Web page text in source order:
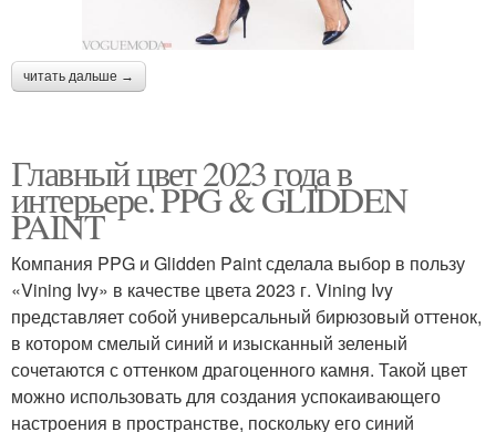
читать дальше →
Главный цвет 2023 года в
интерьере. PPG & GLIDDEN
PAINT
Компания PPG и Glidden Paint сделала выбор в пользу
«Vining Ivy» в качестве цвета 2023 г. Vining Ivy
представляет собой универсальный бирюзовый оттенок,
в котором смелый синий и изысканный зеленый
сочетаются с оттенком драгоценного камня. Такой цвет
можно использовать для создания успокаивающего
настроения в пространстве, поскольку его синий